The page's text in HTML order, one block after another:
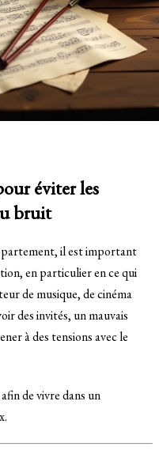
éviter les
bruit
il est important
en particulier en ce qui
de musique, de cinéma
des invités, un mauvais
à des tensions avec le
de vivre dans un